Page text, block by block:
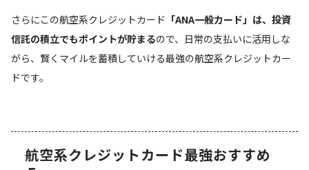
さらにこの航空系クレジットカード 「ANA一般カード」は、投資
信託の積立でもポイントが貯まるので、日常の支払いに活用しな
がら、賢くマイルを蓄積していける最強の航空系クレジットカー
ドです。
航空系クレジットカード最強おすすめ